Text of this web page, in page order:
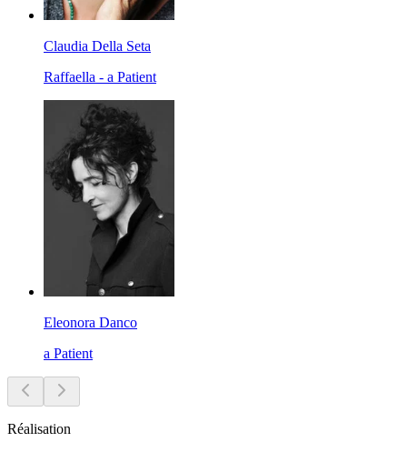
Claudia Della Seta
Raffaella - a Patient
Eleonora Danco
a Patient
Réalisation